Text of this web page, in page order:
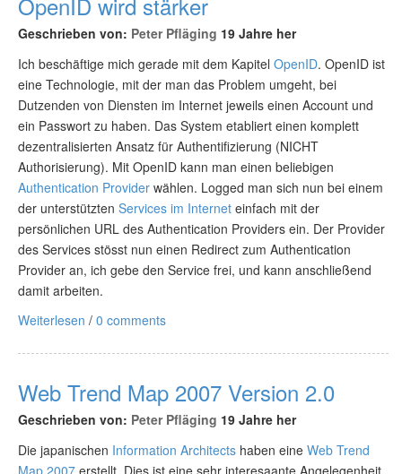
Geschrieben von: Peter Pfläging 19 Jahre her
Ich beschäftige mich gerade mit dem Kapitel OpenID. OpenID ist
eine Technologie, mit der man das Problem umgeht, bei
Dutzenden von Diensten im Internet jeweils einen Account und
ein Passwort zu haben. Das System etabliert einen komplett
dezentralisierten Ansatz für Authentifizierung (NICHT
Authorisierung). Mit OpenID kann man einen beliebigen
Authentication Provider wählen. Logged man sich nun bei einem
der unterstützten Services im Internet einfach mit der
persönlichen URL des Authentication Providers ein. Der Provider
des Services stösst nun einen Redirect zum Authentication
Provider an, ich gebe den Service frei, und kann anschließend
damit arbeiten.
Weiterlesen / 0 comments
Web Trend Map 2007 Version 2.0
Geschrieben von: Peter Pfläging 19 Jahre her
Die japanischen Information Architects haben eine Web Trend
Map 2007 erstellt. Dies ist eine sehr interesaante Angelegenheit.